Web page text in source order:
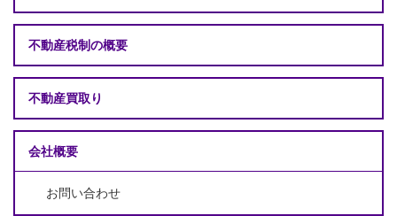
不動産税制の概要
不動産買取り
会社概要
お問い合わせ